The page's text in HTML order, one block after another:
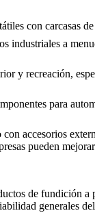
con carcasas
industriales a
y recreación,
para
accesorios
pueden
de fundición
generales